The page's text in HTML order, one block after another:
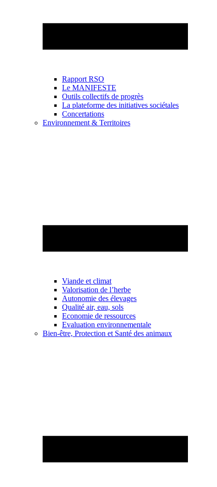
Rapport RSO
Le MANIFESTE
Outils collectifs de progrès
La plateforme des initiatives sociétales
Concertations
Environnement & Territoires
Viande et climat
Valorisation de l’herbe
Autonomie des élevages
Qualité air, eau, sols
Economie de ressources
Evaluation environnementale
Bien-être, Protection et Santé des animaux